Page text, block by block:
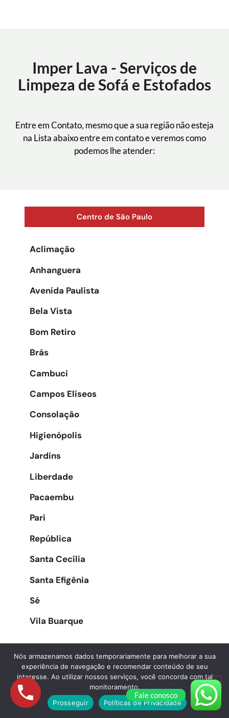
Imper Lava - Serviços de
Limpeza de Sofá e Estofados
Entre em Contato, mesmo que a sua região não esteja
na Lista abaixo entre em contato e veremos como
podemos lhe atender:
Centro de São Paulo
Aclimação
Anhanguera
Avenida Paulista
Bela Vista
Bom Retiro
Brás
Cambuci
Campos Elíseos
Consolação
Higienópolis
Jardins
Liberdade
Pacaembu
Pari
República
Santa Cecília
Santa Efigênia
Sé
Vila Buarque
Zona Oeste
Água Branca
Alphaville
Fale conosco
Nós armazenamos dados temporariamente para melhorar a sua
experiência de navegação e recomendar conteúdo de seu
interesse. Ao utilizar nossos serviços, você concorda com tal
monitoramento.
Prosseguir
Políticas de Privacidade